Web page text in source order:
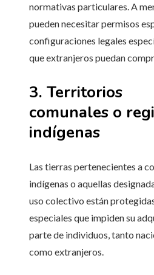
normativas particulares. A
pueden necesitar permisos
configuraciones legales
que extranjeros puedan
3. Territorios
comunales o
indígenas
Las tierras pertenecientes a
indígenas o aquellas
uso colectivo están
especiales que impiden su
parte de individuos, tanto
como extranjeros.